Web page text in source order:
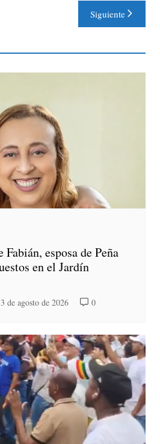
Siguiente
Fabián, esposa de Peña
en el Jardín
3 de agosto de 2026 0